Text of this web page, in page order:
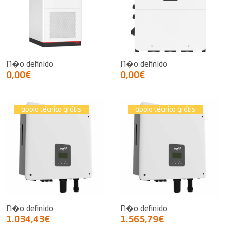
N�o definido
0,00€
N�o definido
0,00€
apoio técnico grátis
N�o definido
1.034,43€
apoio técnico grátis
N�o definido
1.565,79€